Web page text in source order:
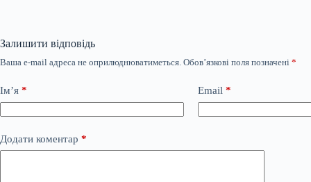
Залишити відповідь
Ваша e-mail адреса не оприлюднюватиметься. Обов’язкові поля позначені *
Ім’я * Email *
Додати коментар *